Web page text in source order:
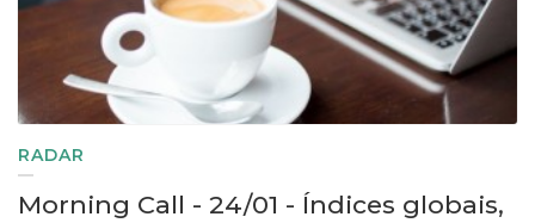
RADAR
Morning Call - 24/01 - Índices globais,